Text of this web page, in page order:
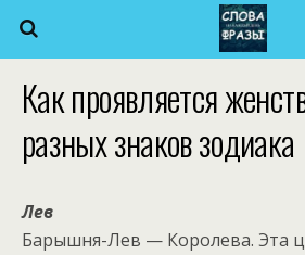
Как проявляется
разных знаков зодиака
Лев
Барышня-Лев — Королева. Эта